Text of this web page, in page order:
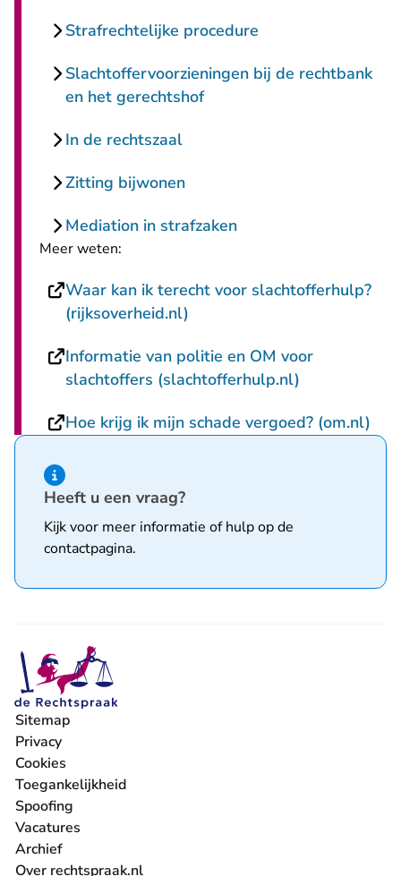
Strafrechtelijke procedure
Slachtoffervoorzieningen bij de rechtbank
en het gerechtshof
In de rechtszaal
Zitting bijwonen
Mediation in strafzaken
Meer weten:
Waar kan ik terecht voor slachtofferhulp?
(rijksoverheid.nl)
Informatie van politie en OM voor
slachtoffers (slachtofferhulp.nl)
Hoe krijg ik mijn schade vergoed? (om.nl)
Hint van type informatie
Heeft u een vraag?
Kijk voor meer informatie of hulp op de
contactpagina.
Sitemap
Privacy
Cookies
Toegankelijkheid
Spoofing
Vacatures
- U verlaat Rechtspraak.nl
Archief
Over rechtspraak.nl